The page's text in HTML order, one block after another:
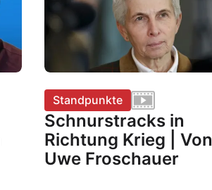
Standpunkte
Schnurstracks in
Richtung Krieg | Von
Uwe Froschauer